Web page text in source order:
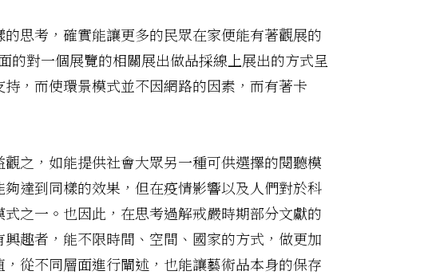
思考，確實能讓更多的民眾在家便能有著觀展的
對一個展覽的相關展出做品採線上展出的方式呈
，而使環景模式並不因網路的因素，而有著卡
之，如能提供社會大眾另一種可供選擇的閱聽模
達到同樣的效果，但在疫情影響以及人們對於科
之一。也因此，在思考過解戒嚴時期部分文獻的
趣者，能不限時間、空間、國家的方式，做更加
從不同層面進行闡述，也能讓藝術品本身的保存